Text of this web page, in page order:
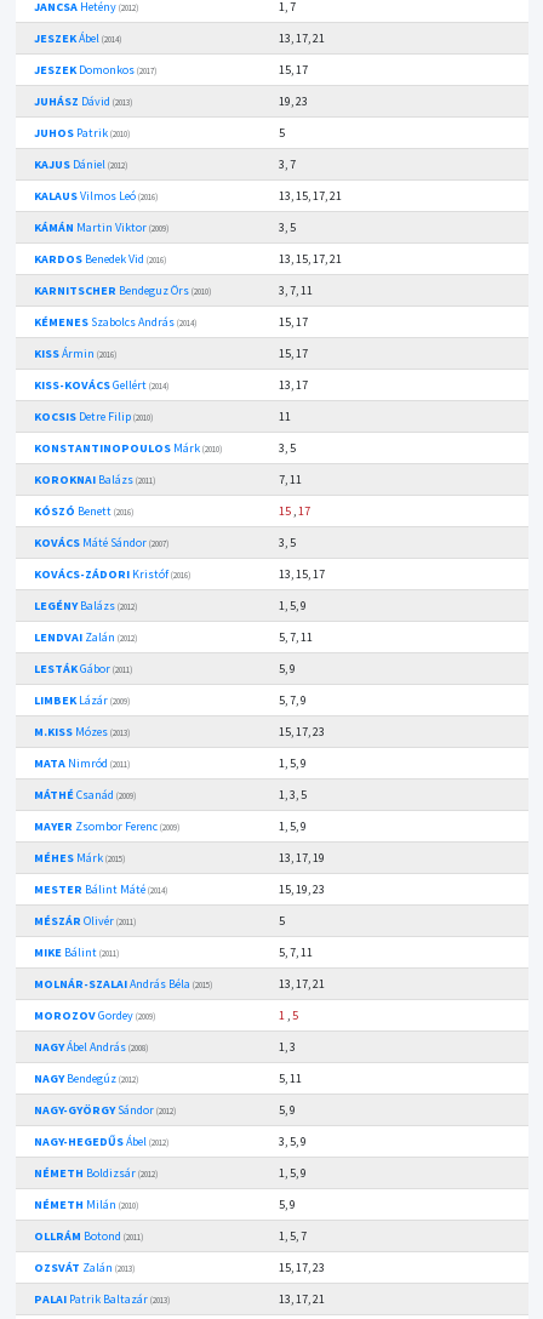
JANCSAHetény (2012)
1, 7
JESZEKÁbel (2014)
13, 17, 21
JESZEKDomonkos (2017)
15, 17
JUHÁSZ Dávid (2013)
19, 23
JUHOSPatrik (2010)
5
KAJUSDániel (2012)
3, 7
KALAUSVilmos Leó (2016)
13, 15, 17, 21
KÁMÁN Martin Viktor (2009)
3, 5
KARDOSBenedek Vid (2016)
13, 15, 17, 21
KARNITSCHER Bendeguz Örs (2010)
3, 7, 11
KÉMENESSzabolcs András (2014)
15, 17
KISSÁrmin (2016)
15, 17
KISS-KOVÁCSGellért (2014)
13, 17
KOCSISDetre Filip (2010)
11
KONSTANTINOPOULOSMárk (2010)
3, 5
KOROKNAIBalázs (2011)
7, 11
KÓSZÓ Benett (2016) 15,17
KOVÁCSMáté Sándor (2007)
3, 5
KOVÁCS-ZÁDORIKristóf(2016)
13, 15, 17
LEGÉNYBalázs (2012)
1, 5, 9
LENDVAIZalán (2012)
5, 7, 11
LESTÁKGábor (2011)
5, 9
LIMBEKLázár (2009)
5, 7, 9
M.KISSMózes (2013)
15, 17, 23
MATANimród (2011)
1, 5, 9
MÁTHÉCsanád (2009)
1, 3, 5
MAYER Zsombor Ferenc (2009)
1, 5, 9
MÉHESMárk (2015)
13, 17, 19
MESTER Bálint Máté (2014)
15, 19, 23
MÉSZÁR Olivér (2011)
5
MIKEBálint (2011)
5, 7, 11
MOLNÁR-SZALAIAndrás Béla (2015)
13, 17, 21
MOROZOVGordey (2009) 1,5
NAGYÁbel András (2008)
1, 3
NAGYBendegúz (2012)
5, 11
NAGY-GYÖRGYSándor (2012)
5, 9
NAGY-HEGEDŰSÁbel (2012)
3, 5, 9
NÉMETH Boldizsár (2012)
1, 5, 9
NÉMETH Milán (2010)
5, 9
OLLRÁM Botond (2011)
1, 5, 7
OZSVÁT Zalán (2013)
15, 17, 23
PALAIPatrik Baltazár (2013)
13, 17, 21